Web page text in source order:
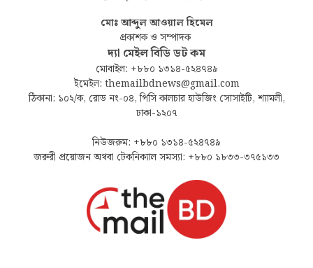
মোঃ আব্দুল আওয়াল হিমেল
প্রকাশক ও সম্পাদক
দ্যা মেইল বিডি ডট কম
মোবাইল: +৮৮০ ১৩১৪-৫২৪৭৪৯
ইমেইল: themailbdnews@gmail.com
ঠিকানা: ১০২/ক, রোড নং-০৪, পিসি কালচার হাউজিং সোসাইটি, শ্যামলী,
ঢাকা-১২০৭
নিউজরুম: +৮৮০ ১৩১৪-৫২৪৭৪৯
জরুরী প্রয়োজন অথবা টেকনিক্যাল সমস্যা: +৮৮০ ১৮৩৩-৩৭৫১৩৩